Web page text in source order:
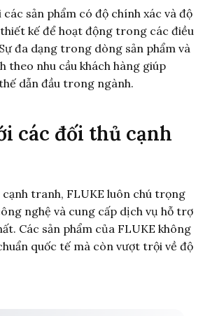
các sản phẩm có độ chính xác và độ
kế để hoạt động trong các điều
đa dạng trong dòng sản phẩm và
theo nhu cầu khách hàng giúp
dẫn đầu trong ngành.
các đối thủ cạnh
cạnh tranh, FLUKE luôn chú trọng
nghệ và cung cấp dịch vụ hỗ trợ
Các sản phẩm của FLUKE không
quốc tế mà còn vượt trội về độ